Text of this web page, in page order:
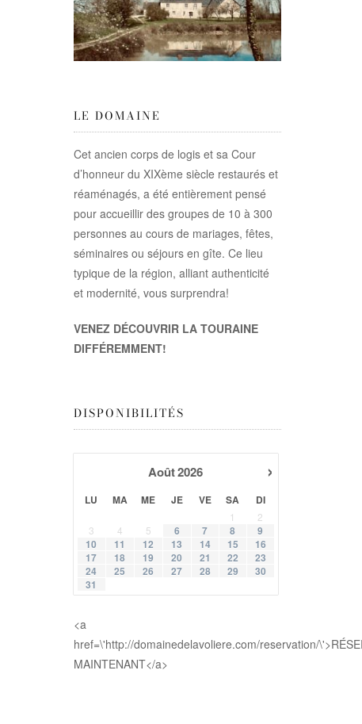
LE DOMAINE
Cet ancien corps de logis et sa Cour
d’honneur du XIXème siècle restaurés et
réaménagés, a été entièrement pensé
pour accueillir des groupes de 10 à 300
personnes au cours de mariages, fêtes,
séminaires ou séjours en gîte. Ce lieu
typique de la région, alliant authenticité
et modernité, vous surprendra!
VENEZ DÉCOUVRIR LA TOURAINE
DIFFÉREMMENT!
DISPONIBILITÉS
›
Août2026
LU MA ME JE VE SA DI
1
2
3
4 5 6 7 8
9
10
11 12 13 14 15
16
17
18 19 20 21 22
23
24
25 26 27 28 29
30
31
<a
href=\'http://domainedelavoliere.com/reservation/
MAINTENANT</a>